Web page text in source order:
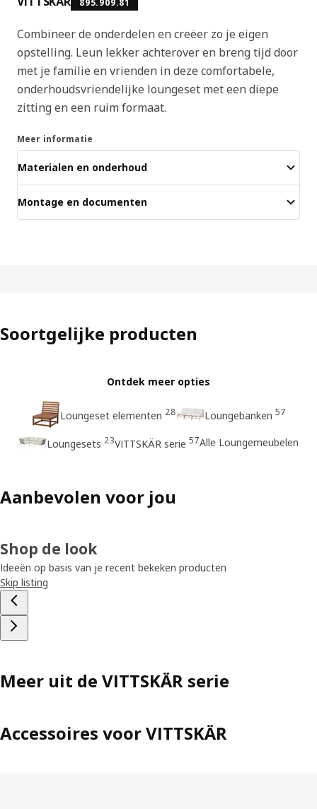
Combineer de onderdelen en creëer zo je eigen
opstelling. Leun lekker achterover en breng tijd door
met je familie en vrienden in deze comfortabele,
onderhoudsvriendelijke loungeset met een diepe
zitting en een ruim formaat.
Meer informatie
Materialen en onderhoud
Montage en documenten
Soortgelijke producten
Ontdek meer opties
Loungeset elementen 28 Loungebanken 57
Loungesets 23VITTSKÄR serie 57Alle Loungemeubelen
Aanbevolen voor jou
Shop de look
Ideeën op basis van je recent bekeken producten
Skip listing
Meer uit de VITTSKÄR serie
Accessoires voor VITTSKÄR